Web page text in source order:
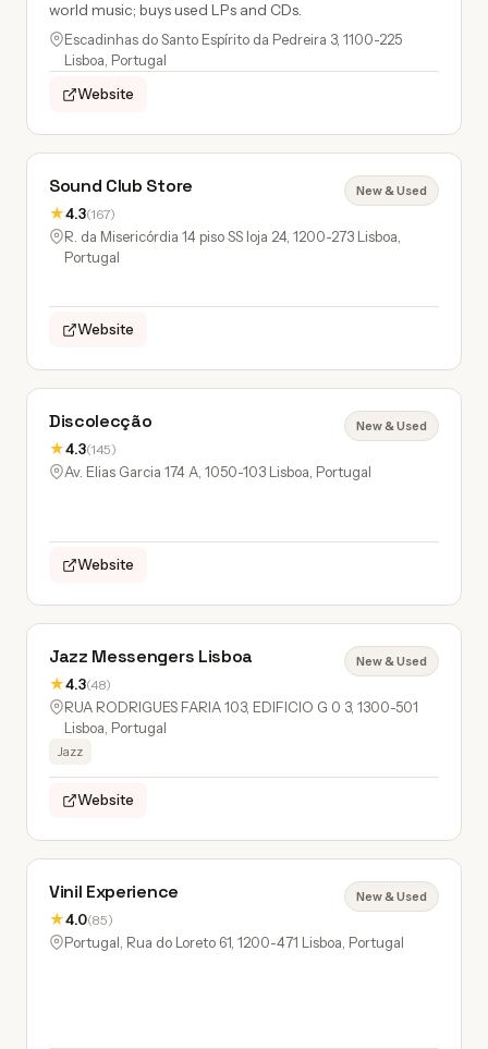
world music; buys used LPs and CDs.
Escadinhas do Santo Espírito da Pedreira 3, 1100-225
Lisboa, Portugal
Website
Sound Club Store
★4.3(167)
New & Used
R. da Misericórdia 14 piso SS loja 24, 1200-273 Lisboa,
Portugal
Website
Discolecção
★4.3(145)
New & Used
Av. Elias Garcia 174 A, 1050-103 Lisboa, Portugal
Website
Jazz Messengers Lisboa
★4.3(48)
New & Used
RUA RODRIGUES FARIA 103, EDIFICIO G 0 3, 1300-501
Lisboa, Portugal
Jazz
Website
Vinil Experience
★4.0(85)
New & Used
Portugal, Rua do Loreto 61, 1200-471 Lisboa, Portugal